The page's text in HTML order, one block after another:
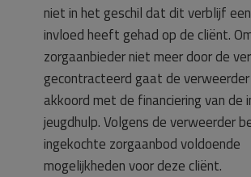
niet in het geschil dat dit verblijf
invloed heeft gehad op de cliënt.
zorgaanbieder niet meer door de
gecontracteerd gaat de
akkoord met de financiering van de
jeugdhulp. Volgens de verweerder
ingekochte zorgaanbod voldoende
mogelijkheden voor deze cliënt.